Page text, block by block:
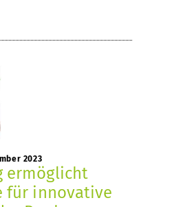
2023
ermöglicht
für innovative